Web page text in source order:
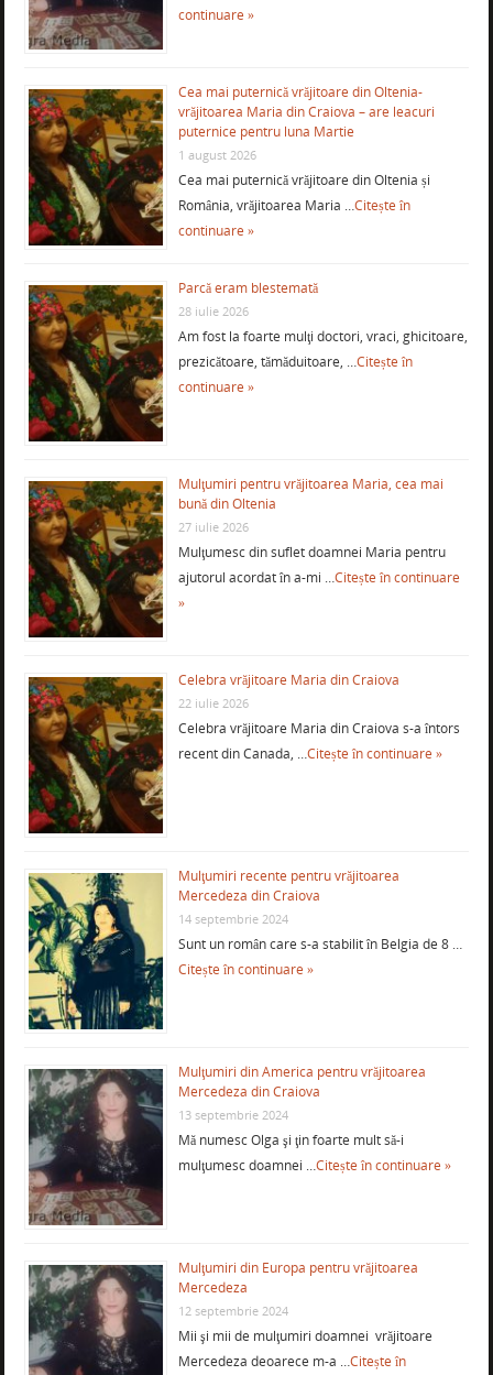
continuare »
Cea mai puternică vrăjitoare din Oltenia-
vrăjitoarea Maria din Craiova – are leacuri
puternice pentru luna Martie
1 august 2026
Cea mai puternică vrăjitoare din Oltenia și
România, vrăjitoarea Maria …Citește în
continuare »
Parcă eram blestemată
28 iulie 2026
Am fost la foarte mulţi doctori, vraci, ghicitoare,
prezicătoare, tămăduitoare, …Citește în
continuare »
Mulţumiri pentru vrăjitoarea Maria, cea mai
bună din Oltenia
27 iulie 2026
Mulţumesc din suflet doamnei Maria pentru
ajutorul acordat în a-mi …Citește în continuare
»
Celebra vrăjitoare Maria din Craiova
22 iulie 2026
Celebra vrăjitoare Maria din Craiova s-a întors
recent din Canada, …Citește în continuare »
Mulţumiri recente pentru vrăjitoarea
Mercedeza din Craiova
14 septembrie 2024
Sunt un român care s-a stabilit în Belgia de 8 …
Citește în continuare »
Mulţumiri din America pentru vrăjitoarea
Mercedeza din Craiova
13 septembrie 2024
Mă numesc Olga şi ţin foarte mult să-i
mulţumesc doamnei …Citește în continuare »
Mulţumiri din Europa pentru vrăjitoarea
Mercedeza
12 septembrie 2024
Mii şi mii de mulţumiri doamnei vrăjitoare
Mercedeza deoarece m-a …Citește în